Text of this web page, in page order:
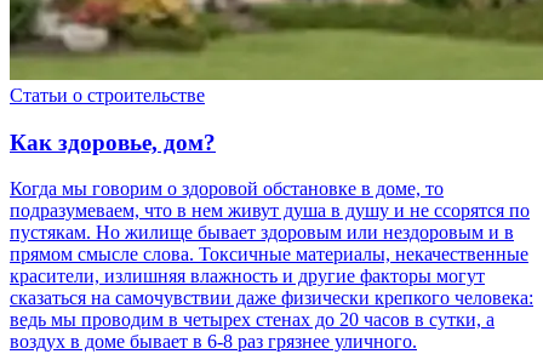
Статьи о строительстве
Как здоровье, дом?
Когда мы говорим о здоровой обстановке в доме, то
подразумеваем, что в нем живут душа в душу и не ссорятся по
пустякам. Но жилище бывает здоровым или нездоровым и в
прямом смысле слова. Токсичные материалы, некачественные
красители, излишняя влажность и другие факторы могут
сказаться на самочувствии даже физически крепкого человека:
ведь мы проводим в четырех стенах до 20 часов в сутки, а
воздух в доме бывает в 6-8 раз грязнее уличного.